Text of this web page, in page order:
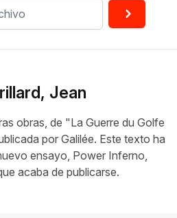
Jean
obras, de "La Guerre du Golfe
por Galilée. Este texto ha
ensayo, Power Inferno,
acaba de publicarse.